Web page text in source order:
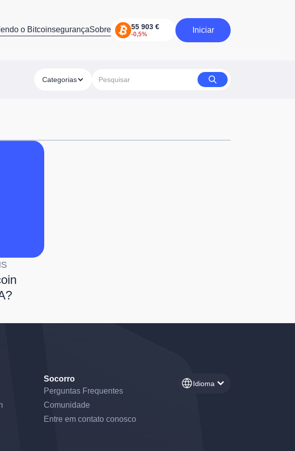
o BitcoinsegurançaSobre
Iniciar
Iniciar
Categorias
Socorro
Perguntas Frequentes
Comunidade
Entre em contato conosco
Idioma